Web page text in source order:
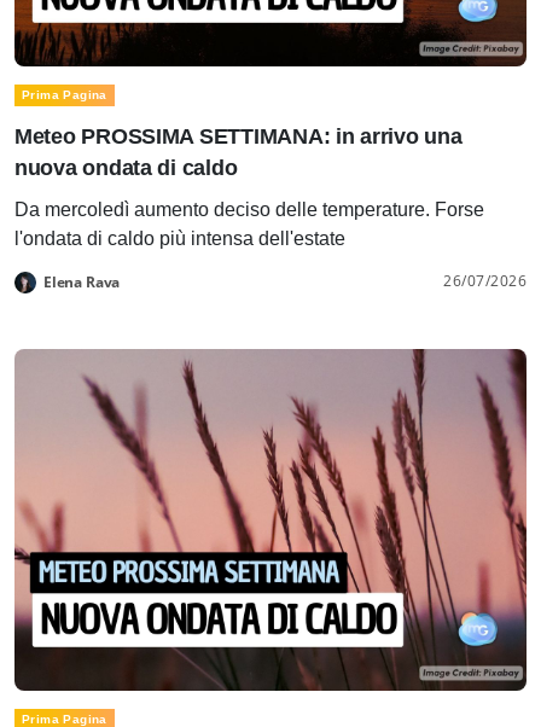
Prima Pagina
Meteo PROSSIMA SETTIMANA: in arrivo una
nuova ondata di caldo
Da mercoledì aumento deciso delle temperature. Forse
l'ondata di caldo più intensa dell'estate
Elena Rava 26/07/2026
Prima Pagina